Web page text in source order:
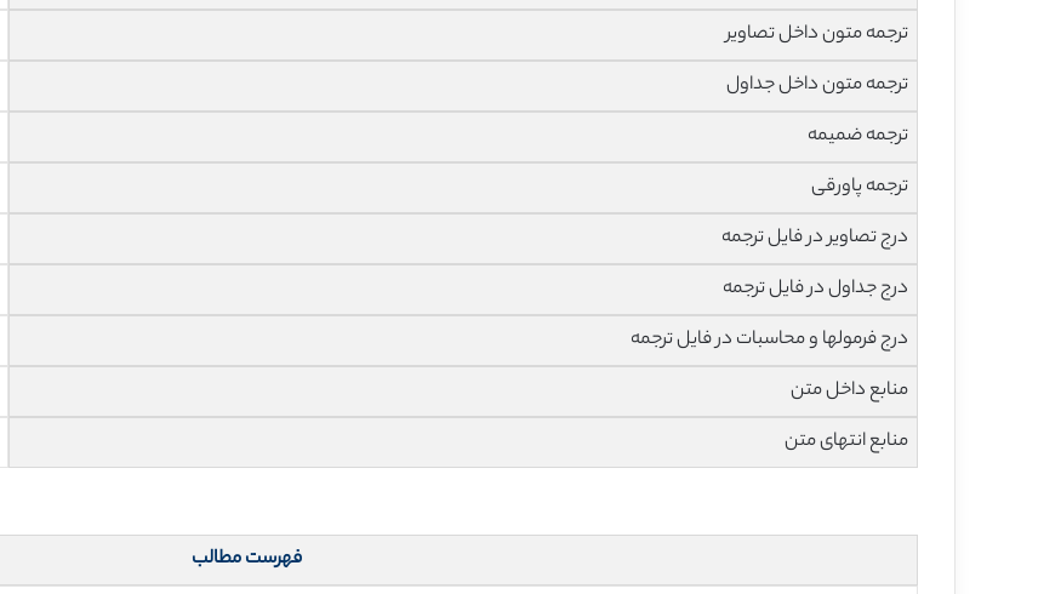
ترجمه متون داخل تصاویر
ترجمه متون داخل جداول
ترجمه ضمیمه
ترجمه پاورقی
درج تصاویر در فایل ترجمه
درج جداول در فایل ترجمه
درج فرمولها و محاسبات در فایل ترجمه
منابع داخل متن
منابع انتهای متن
فهرست مطالب